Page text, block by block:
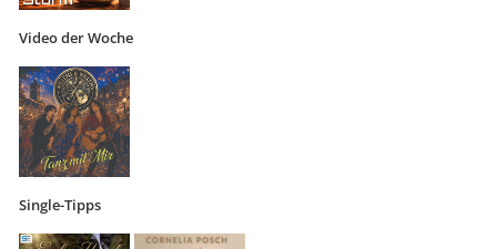
Video der Woche
Single-Tipps